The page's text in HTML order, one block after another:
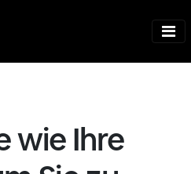
wie Ihre